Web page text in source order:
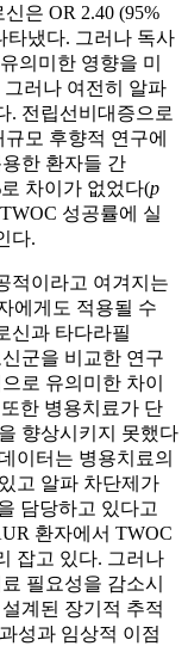
신은 OR 2.40 (95%
타냈다. 그러나 독사
의미한 영향을 미
그러나 여전히 알파
. 전립선비대증으로
모 후향적 연구에
한 환자들 간
차이가 없었다(p
성공률에 실
다.
적이라고 여겨지는
에게도 적용될 수
신과 타다라필
군을 비교한 연구
로 유의미한 차이
한 병용치료가 단
향상시키지 못했다
이터는 병용치료의
고 알파 차단제가
담당하고 있다고
환자에서 TWOC
잡고 있다. 그러나
필요성을 감소시
계된 장기적 추적
성과 임상적 이점